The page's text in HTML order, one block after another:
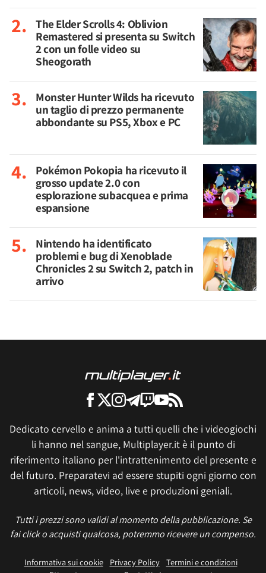
The Elder Scrolls 4: Oblivion
Remastered si presenta su Switch
2 con un folle video su
Sheogorath
Monster Hunter Wilds ha ricevuto
un taglio di prezzo permanente
abbondante su PS5, Xbox e PC
Pokémon Pokopia ha ricevuto il
grosso update 2.0 con
esplorazione subacquea e prima
espansione
Nintendo ha identificato
problemi e bug di Xenoblade
Chronicles 2 su Switch 2, patch in
arrivo
Dedicato cervello e anima a tutti quelli che i videogiochi
li hanno nel sangue, Multiplayer.it è il punto di
riferimento italiano per l'intrattenimento del presente e
del futuro. Preparatevi ad essere stupiti ogni giorno con
articoli, news, video, live e produzioni geniali.
Tutti i prezzi sono validi al momento della pubblicazione. Se
fai click o acquisti qualcosa, potremmo ricevere un compenso.
Informativa sui cookie Privacy Policy
Termini e condizioni